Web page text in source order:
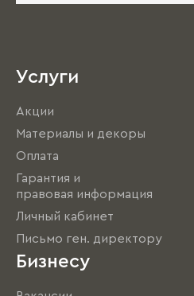
Услуги
Акции
Материалы и декоры
Оплата
Гарантия и
правовая информация
Личный кабинет
Письмо ген. директору
Бизнесу